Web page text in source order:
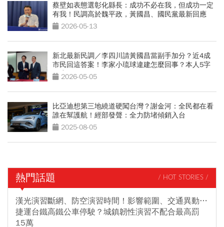
蔡壁如表態選彰化縣長：成功不必在我，但成功一定
有我！民調高於魏平政，黃國昌、國民黨最新回應
2026-05-13
新北最新民調／李四川請黃國昌當副手加分？近4成
市民回這答案！李家小琉球違建怎麼回事？本人5字
回應2026-05-05
比亞迪想第三地繞道硬闖台灣？謝金河：全民都在看
誰在幫護航！經部發聲：全力防堵傾銷入台
2025-08-05
熱門話題 / HOT STORIES /
漢光演習斷網、防空演習時間！影響範圍、交通異動…
捷運台鐵高鐵公車停駛？城鎮韌性演習不配合最高罰
15萬